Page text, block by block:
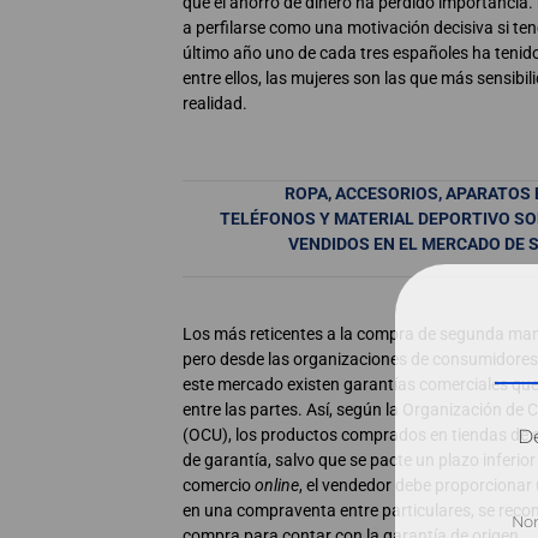
a perfilarse como una motivación decisiva si
último año uno de cada tres españoles ha
entre ellos, las mujeres son las que más
realidad.
ROPA, ACCESORIOS,
TELÉFONOS Y MATERIAL DEPORTIVO
VENDIDOS EN EL MERCADO DE
Los más reticentes a la compra de segunda
pero desde las organizaciones de
este mercado existen garantías comerciales
entre las partes. Así, según la Organización de
(OCU), los productos comprados en tiendas de
de garantía, salvo que se pacte un plazo
comercioonline, el vendedor debe
en una compraventa entre particulares, se